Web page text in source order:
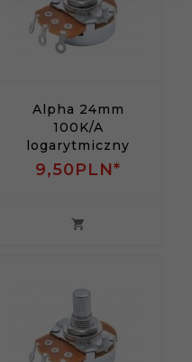
Alpha 24mm
100K/A
logarytmiczny
9,50PLN*